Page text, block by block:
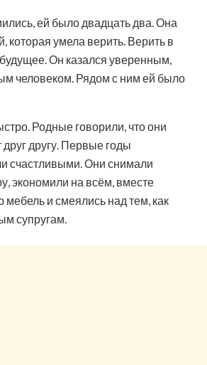
ей было двадцать два. Она
которая умела верить. Верить в
Он казался уверенным,
человеком. Рядом с ним ей было
Родные говорили, что они
другу. Первые годы
счастливыми. Они снимали
экономили на всём, вместе
и смеялись над тем, как
супругам.